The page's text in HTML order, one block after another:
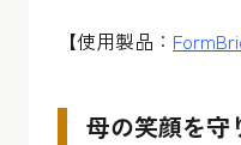
【使用製品：
母の笑顔を守